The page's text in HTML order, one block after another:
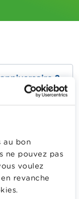
au bon
ne pouvez pas
voulez
revanche
2
04.11.2024
toutes les
un goûter
ce goûter ? Est-
? Et s’ils
va-t-elle leur